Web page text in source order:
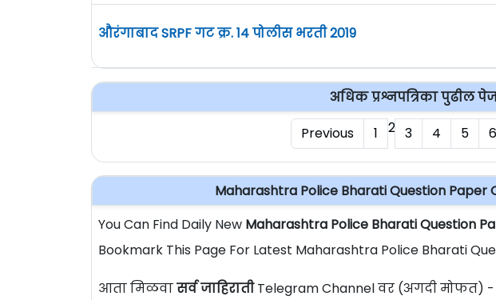
औरंगाबाद SRPF गट क्र. 14 पोलीस भरती 2019
अधिक प्रश्नपत्रिका पुढील
Previous
1 2 3 4 5 6
Maharashtra Police Bharati Question Paper
You Can Find Daily New Maharashtra Police Bharati Question
Bookmark This Page For Latest Maharashtra Police Bharati
आता मिळवासर्व जाहिरातीTelegram Channel वर (अगदी मोफत) -